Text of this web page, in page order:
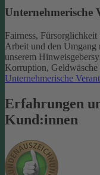
Unternehmerische
Fairness,
Arbeit und den Umgang
unserem
Korruption,
Unternehmerische
Erfahrungen
Kund:innen